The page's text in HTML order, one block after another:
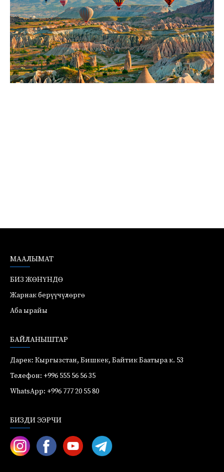
МААЛЫМАТ
БИЗ ЖӨНҮНДӨ
Жарнак берүүчүлөргө
Аба ырайы
БАЙЛАНЫШТАР
Дарек: Кыргызстан, Бишкек, Байтик Баатыра к. 53
Телефон: +996 555 56 56 35
WhatsApp: +996 777 20 55 80
БИЗДИ ЭЭРЧИ